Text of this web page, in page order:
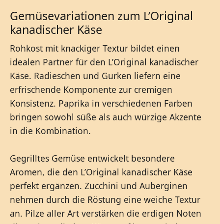
Gemüsevariationen zum L’Original
kanadischer Käse
Rohkost mit knackiger Textur bildet einen
idealen Partner für den L’Original kanadischer
Käse. Radieschen und Gurken liefern eine
erfrischende Komponente zur cremigen
Konsistenz. Paprika in verschiedenen Farben
bringen sowohl süße als auch würzige Akzente
in die Kombination.
Gegrilltes Gemüse entwickelt besondere
Aromen, die den L’Original kanadischer Käse
perfekt ergänzen. Zucchini und Auberginen
nehmen durch die Röstung eine weiche Textur
an. Pilze aller Art verstärken die erdigen Noten